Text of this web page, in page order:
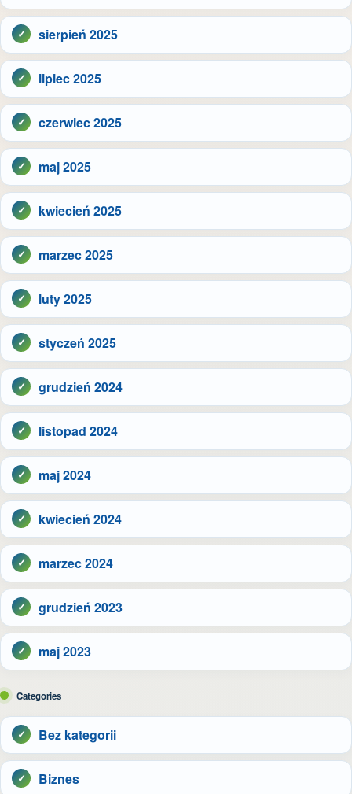
sierpień 2025
lipiec 2025
czerwiec 2025
maj 2025
kwiecień 2025
marzec 2025
luty 2025
styczeń 2025
grudzień 2024
listopad 2024
maj 2024
kwiecień 2024
marzec 2024
grudzień 2023
maj 2023
Categories
Bez kategorii
Biznes